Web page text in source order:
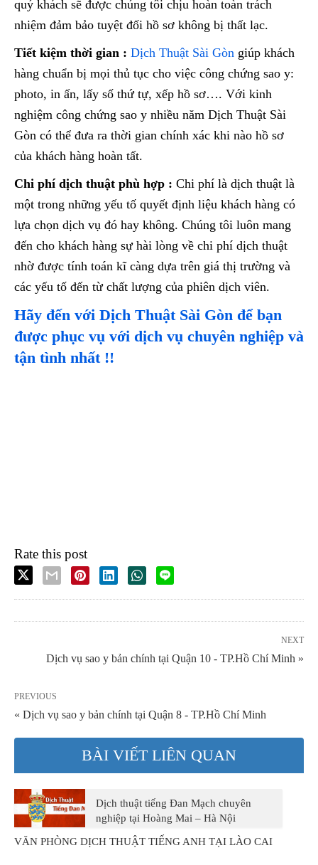
quý khách sẽ được chúng tôi chịu hoàn toàn trách
nhiệm đảm bảo tuyệt đối hồ sơ không bị thất lạc.
Tiết kiệm thời gian : Dịch Thuật Sài Gòn giúp khách
hàng chuẩn bị mọi thủ tục cho việc công chứng sao y:
photo, in ấn, lấy số thứ tự, xếp hồ sơ…. Với kinh
nghiệm công chứng sao y nhiều năm Dịch Thuật Sài
Gòn có thể đưa ra thời gian chính xác khi nào hồ sơ
của khách hàng hoàn tất.
Chi phí dịch thuật phù hợp : Chi phí là dịch thuật là
một trong những yếu tố quyết định liệu khách hàng có
lựa chọn dịch vụ đó hay không. Chúng tôi luôn mang
đến cho khách hàng sự hài lòng về chi phí dịch thuật
nhờ được tính toán kĩ càng dựa trên giá thị trường và
các yếu tố đến từ chất lượng của phiên dịch viên.
Hãy đến với Dịch Thuật Sài Gòn để bạn
được phục vụ với dịch vụ chuyên nghiệp và
tận tình nhất !!
Rate this post
NEXT
Dịch vụ sao y bản chính tại Quận 10 - TP.Hồ Chí Minh »
PREVIOUS
« Dịch vụ sao y bản chính tại Quận 8 - TP.Hồ Chí Minh
BÀI VIẾT LIÊN QUAN
Dịch thuật tiếng Đan Mạch chuyên
nghiệp tại Hoàng Mai – Hà Nội
VĂN PHÒNG DỊCH THUẬT TIẾNG ANH TẠI LÀO CAI